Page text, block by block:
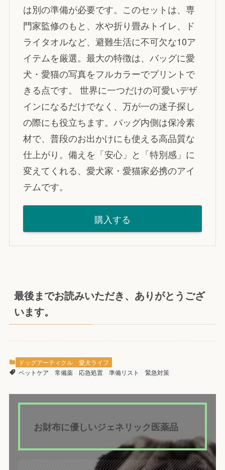
は別の準備が必要です。このセットは、専
門家監修のもと、水や折り畳みトイレ、ド
ライタオルなど、避難生活に不可欠な10ア
イテムを厳選。最大の特徴は、バッグに愛
犬・愛猫の写真をフルカラーでプリントで
きる点です。 世界に一つだけの可愛いデザ
インになるだけでなく、万が一の迷子探し
の際にも役立ちます。バッグ内側は保冷素
材で、普段のお出かけにも使える高品質な
仕上がり。備えを「安心」と「特別感」に
変えてくれる、愛犬家・愛猫家必携のアイ
テムです。
購入する
最後までお読みいただき、ありがとうござ
います。
ドッグアーティクル
愛犬ライフ
ペットケア
常備薬 応急処置 準備リスト 緊急対策
お財布に優しいジェネリック医薬品